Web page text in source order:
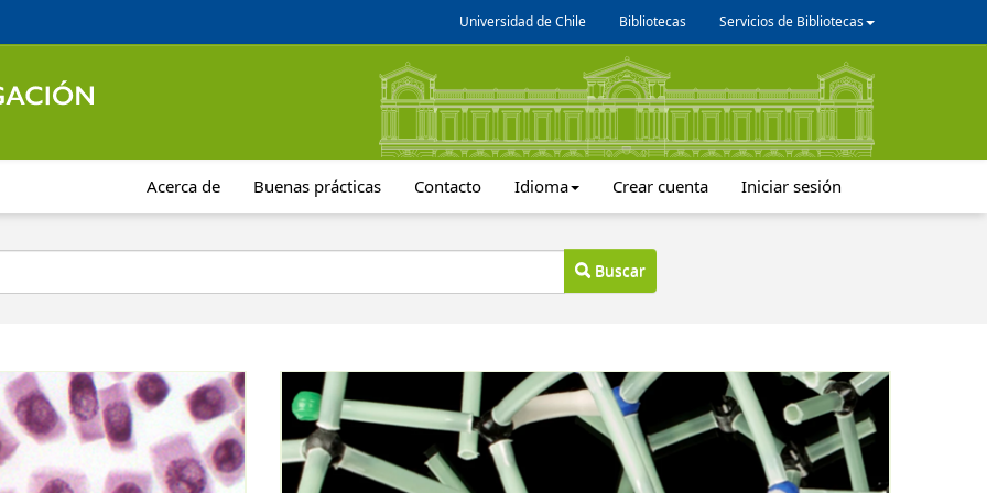
Universidad de Chile Bibliotecas Servicios de Bibliotecas
Acerca de Buenas prácticas Contacto Idioma Crear cuenta Iniciar sesión
Buscar